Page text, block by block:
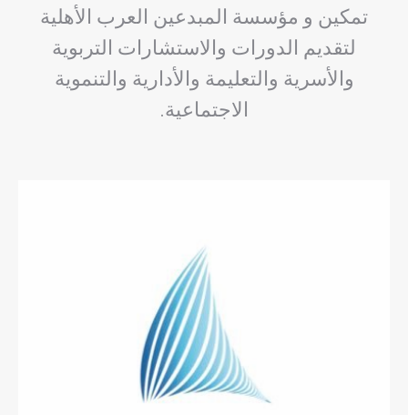
تمكين و مؤسسة المبدعين العرب الأهلية
لتقديم الدورات والاستشارات التربوية
والأسرية والتعليمة والأدارية والتنموية
الاجتماعية.
يونيو 9, 2018
زيارة مجلس شباب الاعمال – غرفة
الشرقية – لركن #جمعية_تمكين بمجمع